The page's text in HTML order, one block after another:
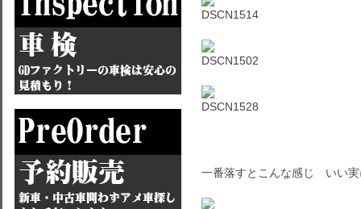
一番落すとこんな感じ いい実